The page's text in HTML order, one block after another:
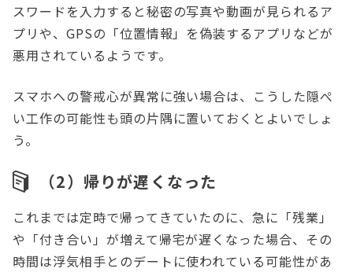
スワードを入力すると秘密の写真や動画が見られるア
プリや、GPSの「位置情報」を偽装するアプリなどが
悪用されているようです。
スマホへの警戒心が異常に強い場合は、こうした隠ぺ
い工作の可能性も頭の片隅に置いておくとよいでしょ
う。
（2）帰りが遅くなった
これまでは定時で帰ってきていたのに、急に「残業」
や「付き合い」が増えて帰宅が遅くなった場合、その
時間は浮気相手とのデートに使われている可能性があ